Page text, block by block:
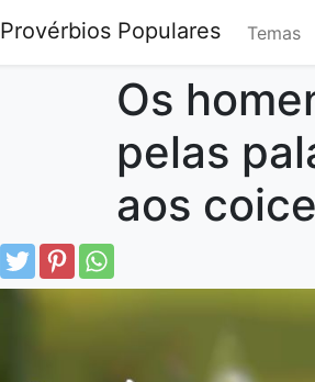
Provérbios Populares Temas
Os
pelas
aos